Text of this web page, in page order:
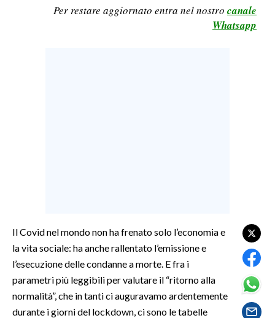
SPORT IN SARDEGNA
SPETTACOLI
GOSSIP
SALUTE
Per restare aggiornato entra nel nostro canale
Whatsapp
Il Covid nel mondo non ha frenato solo l’economia e
la vita sociale: ha anche rallentato l’emissione e
l’esecuzione delle condanne a morte. E fra i
parametri più leggibili per valutare il “ritorno alla
normalità”, che in tanti ci auguravamo ardentemente
durante i giorni del lockdown, ci sono le tabelle